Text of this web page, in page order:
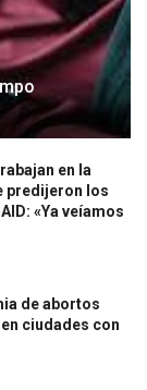
en la
predijeron los
«Ya veíamos
de abortos
ciudades con